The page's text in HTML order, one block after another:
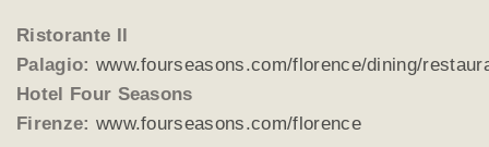
Ristorante Il
Palagio: www.fourseasons.com/florence/dining/
Hotel Four Seasons
Firenze: www.fourseasons.com/florence